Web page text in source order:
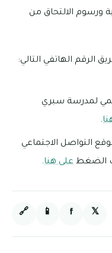
ورسوم الالتحاق من
الرقم الهاتفي التالي:
لمدرسة سبري
.
التواصل الاجتماعي
الضغط على هنا.
𝕏
f
📱
🔗